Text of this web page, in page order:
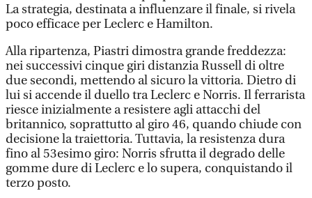
La strategia, destinata a influenzare il finale, si rivela
poco efficace per Leclerc e Hamilton.
Alla ripartenza, Piastri dimostra grande freddezza:
nei successivi cinque giri distanzia Russell di oltre
due secondi, mettendo al sicuro la vittoria. Dietro di
lui si accende il duello tra Leclerc e Norris. Il ferrarista
riesce inizialmente a resistere agli attacchi del
britannico, soprattutto al giro 46, quando chiude con
decisione la traiettoria. Tuttavia, la resistenza dura
fino al 53esimo giro: Norris sfrutta il degrado delle
gomme dure di Leclerc e lo supera, conquistando il
terzo posto.